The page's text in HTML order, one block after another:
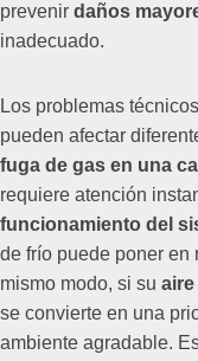
prevenir daños
inadecuado.
Los problemas
pueden afectar
fuga de gas en una
requiere atención
funcionamiento del
de frío puede poner en
mismo modo, si su
se convierte en una
ambiente agradable.